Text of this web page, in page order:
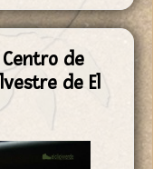
de
de El